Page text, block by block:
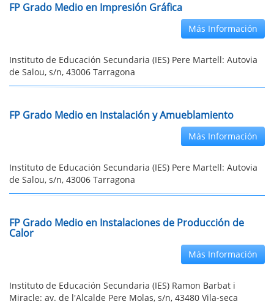
FP Grado Medio en Impresión Gráfica
Más Información
Instituto de Educación Secundaria (IES) Pere Martell: Autovia
de Salou, s/n, 43006 Tarragona
FP Grado Medio en Instalación y Amueblamiento
Más Información
Instituto de Educación Secundaria (IES) Pere Martell: Autovia
de Salou, s/n, 43006 Tarragona
FP Grado Medio en Instalaciones de Producción de
Calor
Más Información
Instituto de Educación Secundaria (IES) Ramon Barbat i
Miracle: av. de l'Alcalde Pere Molas, s/n, 43480 Vila-seca